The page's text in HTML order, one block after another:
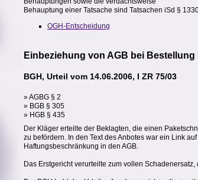
Behauptung einer Tatsache sind Tatsachen iSd §
OGH-Entscheidung
Einbeziehung von AGB bei Bestellung
BGH, Urteil vom 14.06.2006, I ZR 75/03
» AGBG § 2
» BGB § 305
» HGB § 435
Der Kläger erteilte der Beklagten, die einen
zu befördern. In den Text des Anbotes war ein Link
Haftungsbeschränkung in den AGB.
Das Erstgericht verurteilte zum vollen